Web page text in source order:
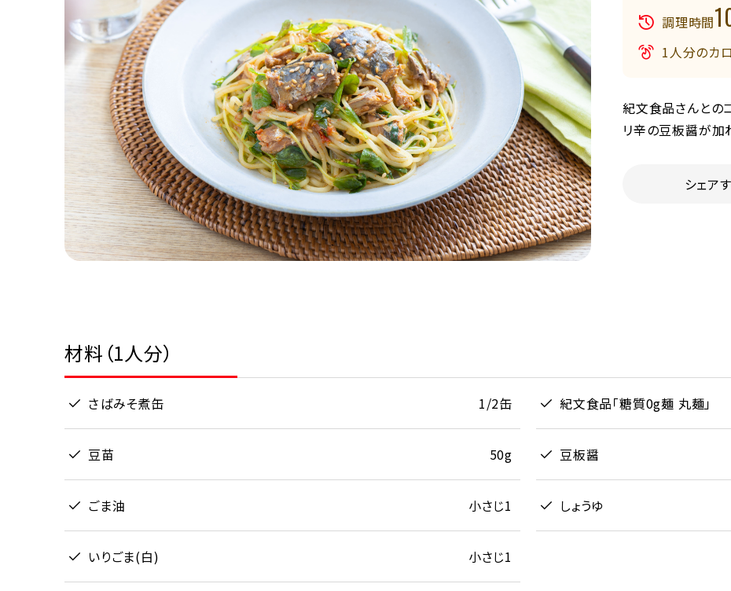
調理時間
1人分のカ
紀文食品さんとの
リ辛の豆板醤が加
シェア
材料（1人分）
さばみそ煮缶 1/2缶 紀文食品「糖質0g麺 丸麺」
豆苗 50g 豆板醤
ごま油 小さじ1 しょうゆ
いりごま(白) 小さじ1